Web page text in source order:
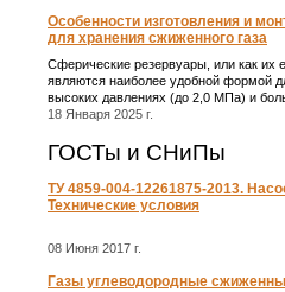
Особенности изготовления и
для хранения сжиженного газа
Сферические резервуары, или как
являются наиболее удобной формой
высоких давлениях (до 2,0 МПа) и
18 Января 2025 г.
ГОСТы и СНиПы
ТУ 4859-004-12261875-2013.
Технические условия
08 Июня 2017 г.
Газы углеводородные